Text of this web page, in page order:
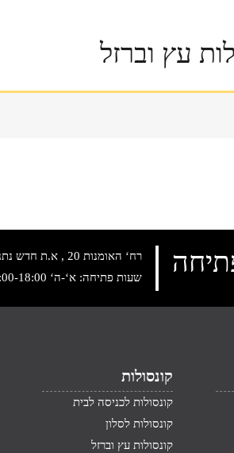
עץ וברזל
רח‘ האומנות 20 , א.ת חדש נתניה, טלפון:
שעות פתיחה: א‘-ה‘ 10:00-18:00 , שישי: 9:00-14:00
קונסולות
קונסולות לכניסה לבית
קונסולות לסלון
קונסולות עץ וברזל